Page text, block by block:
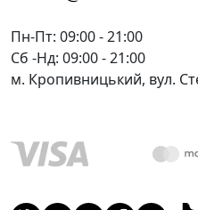
Пн-Пт: 09:00 - 21:00
Сб -Нд: 09:00 - 21:00
м. Кропивницький, вул.